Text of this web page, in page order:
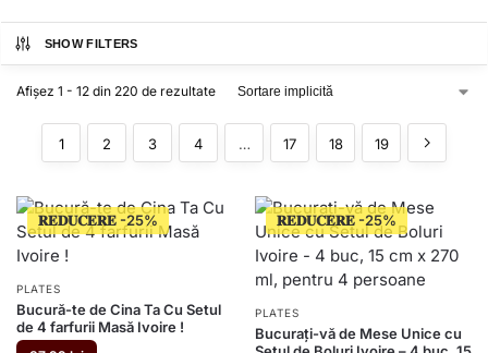
SHOW FILTERS
Afișez 1 - 12 din 220 de rezultate
1 2 3 4 … 17 18 19
𝐑𝐄𝐃𝐔𝐂𝐄𝐑𝐄
PLATES
Bucură-te de Cina Ta Cu Setul
de 4 farfurii Masă Ivoire !
𝐑𝐄𝐃𝐔𝐂𝐄𝐑𝐄
PLATES
Bucurați-vă de Mese Unice cu